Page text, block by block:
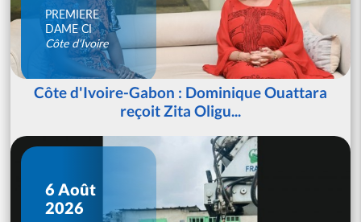
PREMIERE
DAME CI
Côte d'Ivoire
Côte d'Ivoire-Gabon : Dominique Ouattara
reçoit Zita Oligu...
6 Août
2026